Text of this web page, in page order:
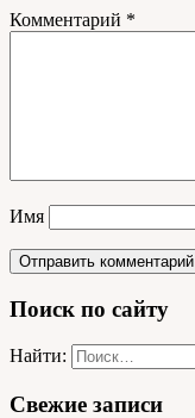
Комментарий *
Имя
Поиск по сайту
Найти:
Свежие записи